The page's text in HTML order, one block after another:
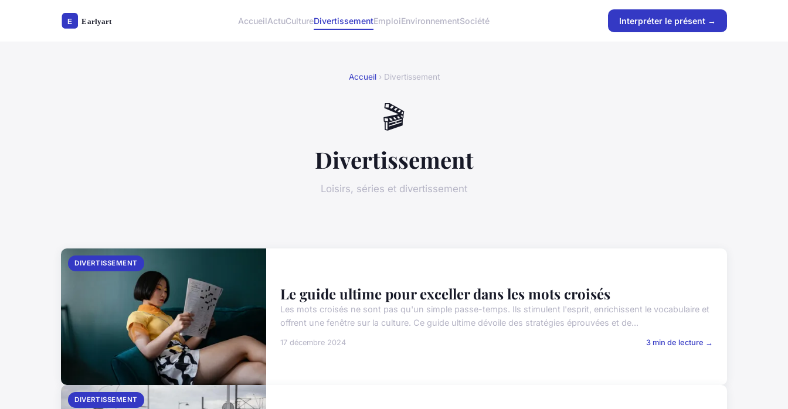
AccueilActuCultureDivertissementEmploiEnvironnementSociété Interpréter le présent →
Accueil› Divertissement
🎬
Divertissement
Loisirs, séries et divertissement
DIVERTISSEMENT
Le guide ultime pour exceller dans les mots croisés
Les mots croisés ne sont pas qu'un simple passe-temps. Ils stimulent l'esprit, enrichissent le vocabulaire et
offrent une fenêtre sur la culture. Ce guide ultime dévoile des stratégies éprouvées et de...
17 décembre 2024 3 min de lecture →
DIVERTISSEMENT